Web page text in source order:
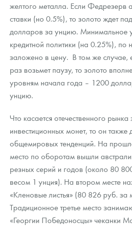
Русская нумизматика
Золотая карманная галерея
Наборы подарочных и коллекционных
Монеты и жетоны из недрагоценных
желтого металла. Если Федрезерв
ставки (но 0.5%), то золото ждет
долларов за унцию. Минимальное
кредитной политики (на 0.25%),
заложено в цену. В том же
раз возьмет паузу, то золото
уровням начала года – 1200
унцию.
Что касается отечественного рынка
инвестиционных монет, то он также
общемировых тенденций. На
место по оборотам вышли
резных серий и годов (около 80
весом 1 унция). На втором месте
«Кленовые листья» (80 826 руб. за
Традиционное третье место
«Георгии Победоносцы» чеканки